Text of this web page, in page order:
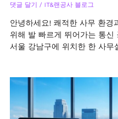
댓글 달기 / IT&랜공사 블로그
안녕하세요! 쾌적한 사무 환경
위해 발 빠르게 뛰어가는 통신
서울 강남구에 위치한 한 사무